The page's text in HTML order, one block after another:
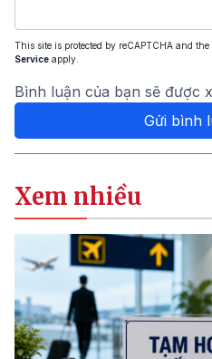
This site is protected by reCAPTCHA and the
Service apply.
Bình luận của bạn sẽ được
Gửi bình
Xem nhiều